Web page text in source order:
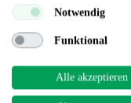
Notwendig
Funktional
Alle akzeptieren